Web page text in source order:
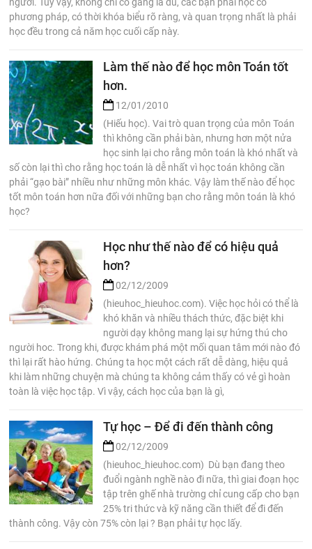
người. Tuy vậy, không chỉ cố gắng là đủ, các bạn phải học có
phương pháp, có thời khóa biểu rõ ràng, và quan trọng nhất là phải
học đều trong cả năm học cuối cấp này.
Làm thế nào để học môn Toán tốt
hơn.
12/01/2010
(Hiếu học). Vai trò quan trọng của môn Toán
thì không cần phải bàn, nhưng hơn một nửa
học sinh lại cho rằng môn toán là khó nhất và
số còn lại thì cho rằng học toán là dễ nhất vì học toán không cần
phải “gạo bài” nhiều như những môn khác. Vậy làm thế nào để học
tốt môn toán hơn nữa đối với những bạn cho rằng môn toán là khó
học?
Học như thế nào để có hiệu quả
hơn?
02/12/2009
(hieuhoc_hieuhoc.com). Việc học hỏi có thể là
khó khăn và nhiều thách thức, đặc biệt khi
người dạy không mang lại sự hứng thú cho
người hoc. Trong khi, được khám phá một mối quan tâm mới nào đó
thì lại rất hào hứng. Chúng ta học một cách rất dễ dàng, hiệu quả
khi làm những chuyện mà chúng ta không cảm thấy có vẻ gì hoàn
toàn là việc học tập. Vì vậy, cách học của bạn là gì,
Tự học – Để đi đến thành công
02/12/2009
(hieuhoc_hieuhoc.com) Dù bạn đang theo
đuổi ngành nghề nào đi nữa, thì giai đoạn học
tập trên ghế nhà trường chỉ cung cấp cho bạn
25% tri thức và kỹ năng cần thiết để đi đến
thành công. Vậy còn 75% còn lại ? Bạn phải tự học lấy.